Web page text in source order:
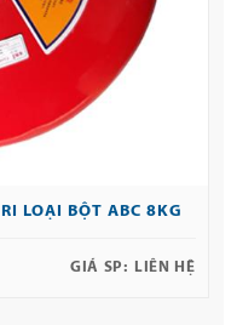
LOẠI BỘT ABC 8KG
GIÁ SP: LIÊN HỆ